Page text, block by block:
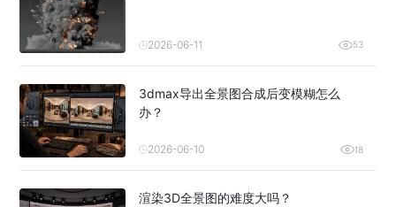
2026-06-11 53
3dmax导出全景图合成后变模糊怎么
办？
2026-06-10 18
渲染3D全景图的难度大吗？